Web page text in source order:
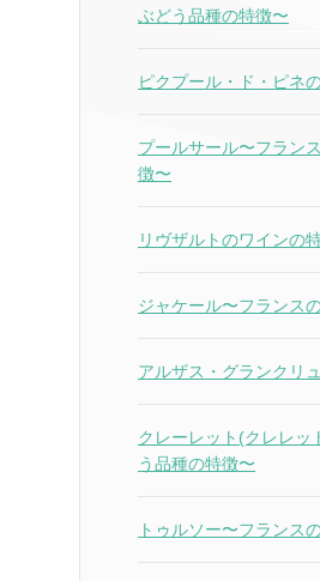
ぶどう品種の特徴〜
ピクプール・ド・ピネ
プールサール〜フラン
徴〜
リヴザルトのワインの
ジャケール〜フランス
アルザス・グランクリ
クレーレット(クレレッ
う品種の特徴〜
トゥルソー〜フランス